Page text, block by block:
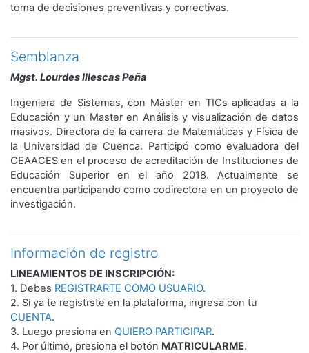
toma de decisiones preventivas y correctivas.
Semblanza
Mgst. Lourdes Illescas Peña
Ingeniera de Sistemas, con Máster en TICs aplicadas a la
Educación y un Master en Análisis y visualización de datos
masivos. Directora de la carrera de Matemáticas y Física de
la Universidad de Cuenca. Participó como evaluadora del
CEAACES en el proceso de acreditación de Instituciones de
Educación Superior en el año 2018. Actualmente se
encuentra participando como codirectora en un proyecto de
investigación.
Información de registro
LINEAMIENTOS DE INSCRIPCIÓN:
1. Debes REGISTRARTE COMO USUARIO.
2. Si ya te registrste en la plataforma, ingresa con tu
CUENTA.
3. Luego presiona en QUIERO PARTICIPAR.
4. Por último, presiona el botón MATRICULARME.